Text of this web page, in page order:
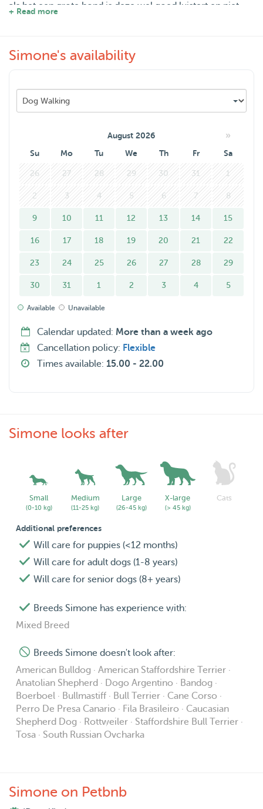
als het een grote hond is deze wel goed luistert en niet
kunnen alleen van tevoren even een berichtje sturen,
Ik loop graag een rondje met uw hond!
+ Read more
Simone's availability
August 2026 »
Su Mo Tu We Th Fr Sa
26 27 28 29 30 31 1
2 3 4 5 6 7 8
9 10 11 12 13 14 15
16 17 18 19 20 21 22
23 24 25 26 27 28 29
30 31 1 2 3 4 5
Available Unavailable
Calendar updated: More than a week ago
Cancellation policy: Flexible
Times available: 15.00 - 22.00
Simone looks after
Small
(0-10 kg)
Medium
(11-25 kg)
Large
(26-45 kg)
X-large
(> 45 kg)
Cats
Additional preferences
Will care for puppies (<12 months)
Will care for adult dogs (1-8 years)
Will care for senior dogs (8+ years)
Breeds Simone has experience with:
Mixed Breed
Breeds Simone doesn't look after:
American Bulldog · American Staffordshire Terrier ·
Anatolian Shepherd · Dogo Argentino · Bandog ·
Boerboel · Bullmastiff · Bull Terrier · Cane Corso ·
Perro De Presa Canario · Fila Brasileiro · Caucasian
Shepherd Dog · Rottweiler · Staffordshire Bull Terrier ·
Tosa · South Russian Ovcharka
Simone on Petbnb